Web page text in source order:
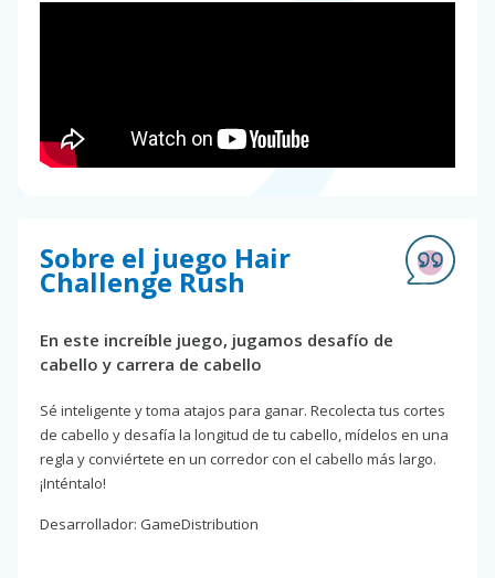
Sobre el juego Hair
Challenge Rush
En este increíble juego, jugamos desafío de
cabello y carrera de cabello
Sé inteligente y toma atajos para ganar. Recolecta tus cortes
de cabello y desafía la longitud de tu cabello, mídelos en una
regla y conviértete en un corredor con el cabello más largo.
¡Inténtalo!
Desarrollador: GameDistribution